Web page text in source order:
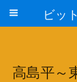
ビッ
高島平～